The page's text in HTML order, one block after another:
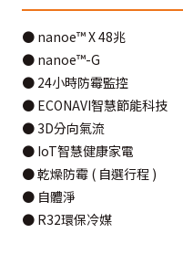
● nanoe™ X 48兆
● nanoe™-G
● 24小時防霉監控
● ECONAVI智慧節能科技
● 3D分向氣流
● IoT智慧健康家電
● 乾燥防霉 ( 自選行程 )
● 自體淨
● R32環保冷媒